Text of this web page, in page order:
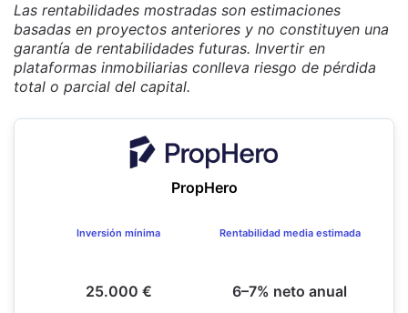
Las rentabilidades mostradas son estimaciones
basadas en proyectos anteriores y no constituyen una
garantía de rentabilidades futuras. Invertir en
plataformas inmobiliarias conlleva riesgo de pérdida
total o parcial del capital.
PropHero
Inversión mínima
25.000 €
Rentabilidad media estimada
6–7% neto anual